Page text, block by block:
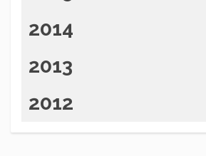
2014
2013
2012